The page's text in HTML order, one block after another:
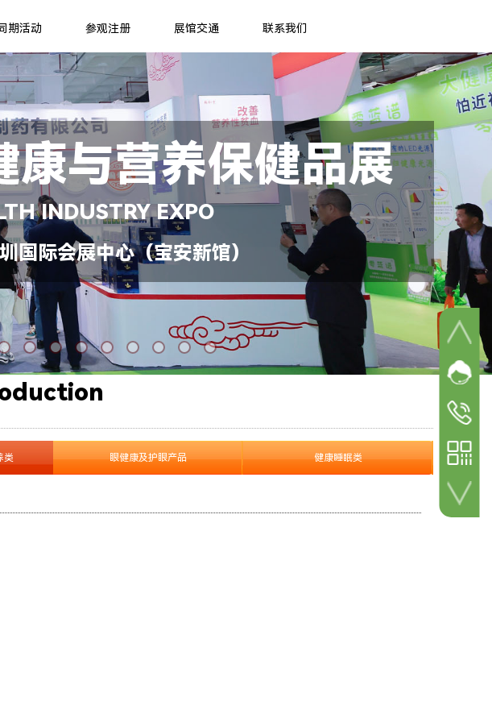
期活动 参观注册 展馆交通 联系我们
康与营养保健品展
INDUSTRY EXPO
际会展中心（宝安新馆）
类 眼健康及护眼产品 健康睡眠类
网站客
参观咨询
参展咨询